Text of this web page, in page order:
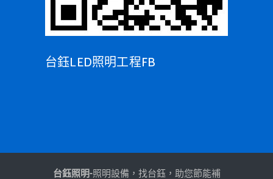
台鈺LED照明工程FB
台鈺照明-照明設備，找台鈺，助您節能補